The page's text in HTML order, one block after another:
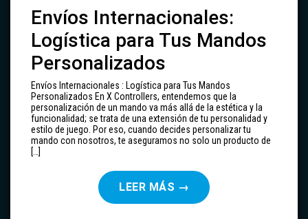
Envíos Internacionales:
Logística para Tus Mandos
Personalizados
Envíos Internacionales : Logística para Tus Mandos
Personalizados En X Controllers, entendemos que la
personalización de un mando va más allá de la estética y la
funcionalidad; se trata de una extensión de tu personalidad y
estilo de juego. Por eso, cuando decides personalizar tu
mando con nosotros, te aseguramos no solo un producto de
[…]
LEER MÁS →